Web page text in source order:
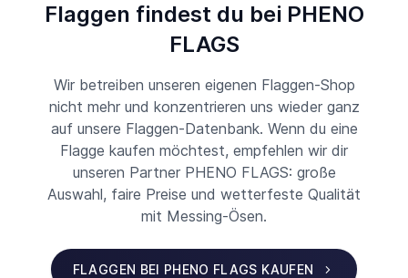
Flaggen findest du bei PHENO
FLAGS
Wir betreiben unseren eigenen Flaggen-Shop
nicht mehr und konzentrieren uns wieder ganz
auf unsere Flaggen-Datenbank. Wenn du eine
Flagge kaufen möchtest, empfehlen wir dir
unseren Partner PHENO FLAGS: große
Auswahl, faire Preise und wetterfeste Qualität
mit Messing-Ösen.
FLAGGEN BEI PHENO FLAGS KAUFEN